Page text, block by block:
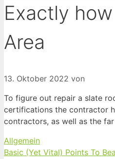
Exactly
Area
13. Oktober 2022 von
To figure out repair a slate
certifications the contractor
contractors, as well as the
Kategorien
Allgemein
Basic (Yet Vital) Points To